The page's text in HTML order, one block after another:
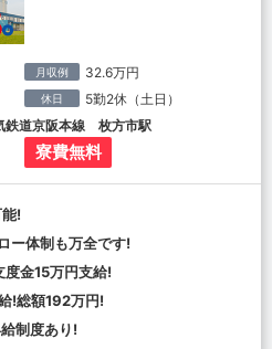
月収例 32.6万円
休日 5勤2休（土日）
鉄道京阪本線 枚方市駅
寮費無料
!
ー体制も万全です!
金15万円支給!
!総額192万円!
制度あり!